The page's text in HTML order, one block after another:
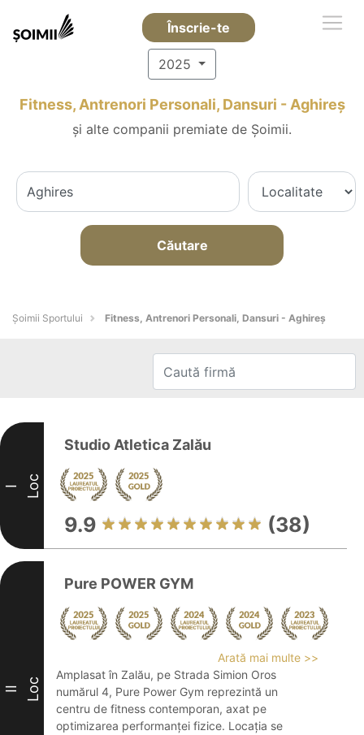
Înscrie-te
2025
Fitness, Antrenori Personali, Dansuri - Aghireş
și alte companii premiate de Șoimii.
Căutare
Șoimii Sportului Fitness, Antrenori Personali, Dansuri - Aghireş
I Loc
Studio Atletica Zalău
9.9 (38)
II Loc
Pure POWER GYM
Arată mai multe >>
Amplasat în Zalău, pe Strada Simion Oros
numărul 4, Pure Power Gym reprezintă un
centru de fitness contemporan, axat pe
optimizarea performanței fizice. Locația se